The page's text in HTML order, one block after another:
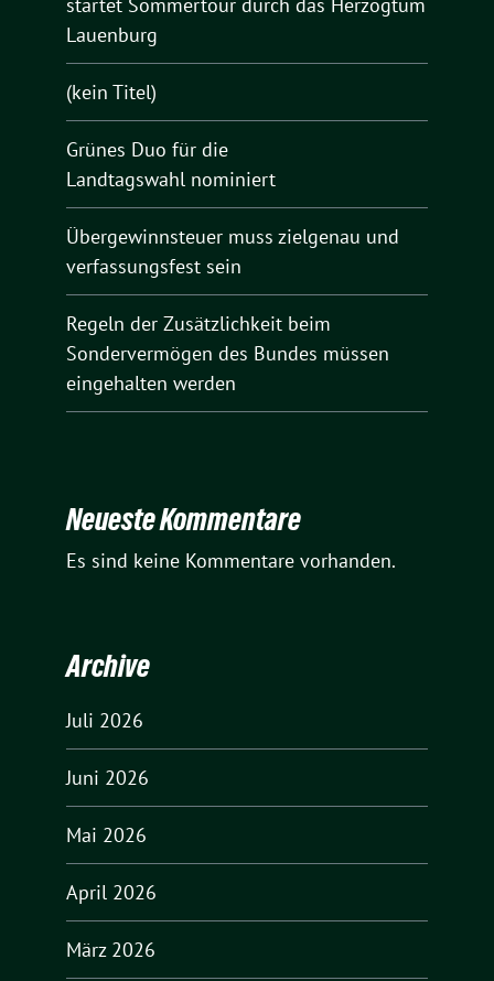
Lauenburg
(kein Titel)
Grünes Duo für die
Landtagswahl nominiert
Übergewinnsteuer muss zielgenau und
verfassungsfest sein
Regeln der Zusätzlichkeit beim
Sondervermögen des Bundes müssen
eingehalten werden
Neueste Kommentare
Es sind keine Kommentare vorhanden.
Archive
Juli 2026
Juni 2026
Mai 2026
April 2026
März 2026